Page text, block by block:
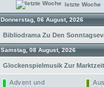
letzte Woche
Donnerstag, 06 August, 2026
Bibliodrama Zu Den
Samstag, 08 August, 2026
Glockenspielmusik Zur
Advent und